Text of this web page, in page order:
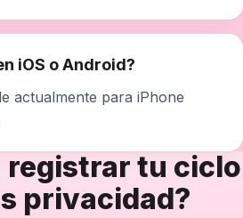
iOS o Android?
actualmente para iPhone
registrar tu ciclo
privacidad?